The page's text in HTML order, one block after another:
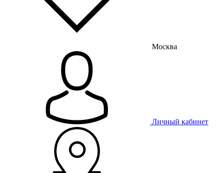
Москва
Личный кабинет